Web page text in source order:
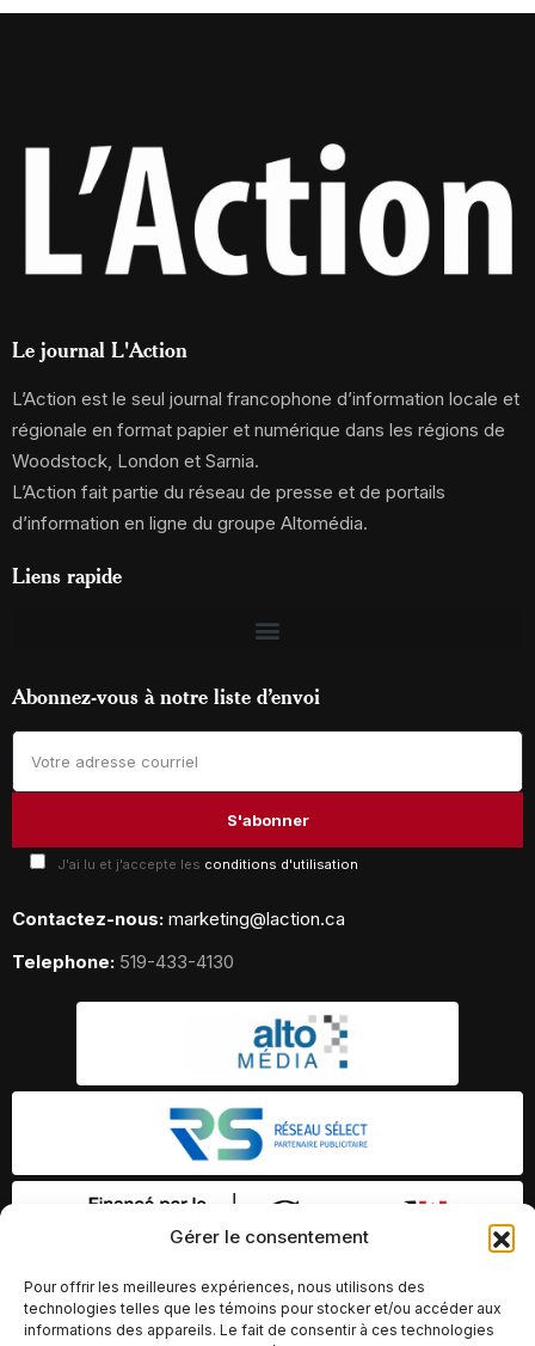
Gérer le consentement
Pour offrir les meilleures expériences, nous utilisons des
technologies telles que les témoins pour stocker et/ou accéder aux
informations des appareils. Le fait de consentir à ces technologies
Le journal L'Action
L’Action est le seul journal francophone d’information locale et
régionale en format papier et numérique dans les régions de
Woodstock, London et Sarnia.
L’Action fait partie du réseau de presse et de portails
d’information en ligne du groupe Altomédia.
Liens rapide
Abonnez-vous à notre liste d’envoi
J'ai lu et j'accepte les conditions d'utilisation
Contactez-nous: marketing@laction.ca
Telephone: 519-433-4130